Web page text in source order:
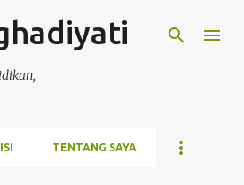
ke konten utama
TENTANG SAYA